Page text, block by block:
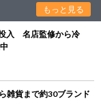
もっと見る
入 名店監修から冷
雑貨まで約30ブランド